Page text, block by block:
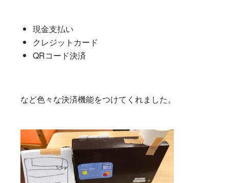
現金支払い
クレジットカード
QRコード決済
など色々な決済機能をつけてくれました。